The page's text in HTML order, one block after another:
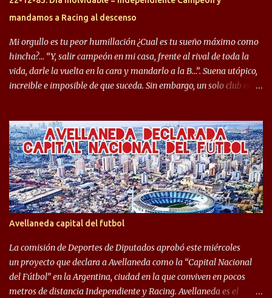
futbolísticamente hablando en el equipo de Varela, donde, por
ejemplo, el caso de Mingo llego a ser tenido en cuenta para el
Seleccionado Argentino, rendimiento que aún no ha logrado
mostrar en Independiente. En e...
mandamos a Racing al descenso
Mi orgullo es tu peor humillación ¿Cual es tu sueño máximo como
hincha?… “Y, salir campeón en mi casa, frente al rival de toda la
vida, darle la vuelta en la cara y mandarlo a la B…”. Suena utópico,
increible e imposible de que suceda. Sin embargo, un solo club en el
campeonato del '83 año consagratorio para el Rojo y, por el otro, el
haber mandado al descenso a su eterno rival. 22 de diciembre de
1983 es una fecha que pocos hinchas de Independiente pueden
dejar en el olvido. Es que ese día, el "Rojo" derrotó a Racing por 2 a
0, se consagró campeón y, además, mandó al descenso a su eterno
rival. El clásico de Avellaneda marcó el epílogo del campeonato,
algo totalmente inusual para estas épocas, donde la violencia no
permite encuentros de riesgo sobre el final de los torneos. En la
década del ochenta y con una democracia flo...
Avellaneda capital del futbol
La comisión de Deportes de Diputados aprobó este miércoles
un proyecto que declara a Avellaneda como la “Capital Nacional
del Fútbol” en la Argentina, ciudad en la que conviven en pocos
metros de distancia Independiente y Racing. Avellaneda es el